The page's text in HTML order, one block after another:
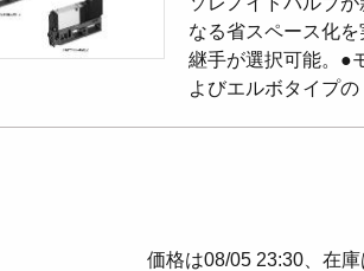
なる省スペース化
継手が選択可能。●
よびエルボタイプの
価格は08/05 23:30、在